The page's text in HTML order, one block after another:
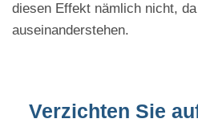
diesen Effekt nämlich nicht,
auseinanderstehen.
Verzichten Sie